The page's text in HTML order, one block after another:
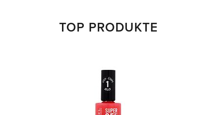
TOP PRODUKTE